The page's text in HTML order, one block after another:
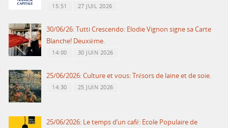
15:51 27 JUIL 2026
30/06/26: Tutti Crescendo: Elodie Vignon signe sa Carte
Blanche! Deuxième.
14:00 30 JUIN 2026
25/06/2026: Culture et vous: Trésors de laine et de soie.
14:30 25 JUIN 2026
25/06/2026: Le temps d’un café: Ecole Populaire de